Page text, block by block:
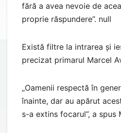
fără a avea nevoie de
proprie răspundere”. null
Există filtre la intrarea și
precizat primarul Marcel
„Oamenii respectă în
înainte, dar au apărut
s-a extins focarul”, a spus